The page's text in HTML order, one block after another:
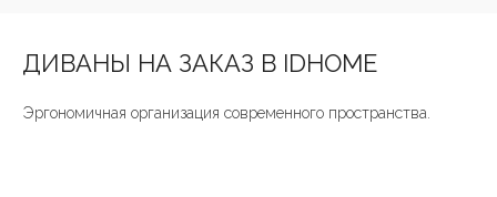
ДИВАНЫ НА ЗАКАЗ В IDHOME
Эргономичная организация современного пространства.